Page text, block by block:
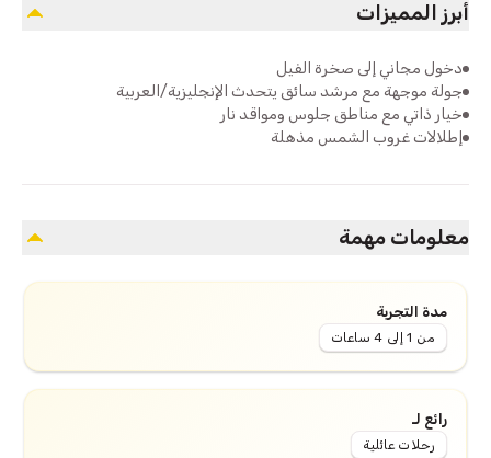
أبرز المميزات
دخول مجاني إلى صخرة الفيل
جولة موجهة مع مرشد سائق يتحدث الإنجليزية/العربية
خيار ذاتي مع مناطق جلوس ومواقد نار
إطلالات غروب الشمس مذهلة
معلومات مهمة
مدة التجربة
من 1 إلى 4 ساعات
رائع لـ
رحلات عائلية